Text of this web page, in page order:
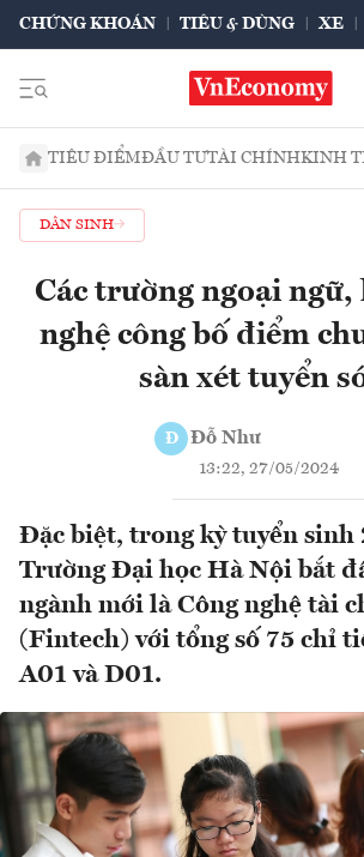
CHỨNG KHOÁN TIÊU & DÙNG XE
TIÊU ĐIỂMĐẦU TƯTÀI CHÍNHKINH
DÂN SINH
Các trường ngoại ngữ,
nghệ công bố điểm
sàn xét tuyển
Đ Đỗ Như
13:22, 27/05/2024
Đặc biệt, trong kỳ tuyển
Trường Đại học Hà Nội bắt
ngành mới là Công nghệ tài
(Fintech) với tổng số 75 chỉ
A01 và D01.